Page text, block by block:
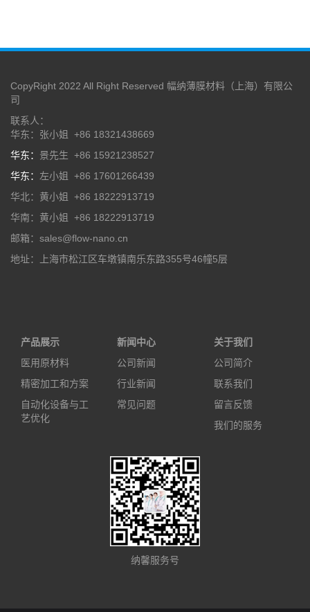
CopyRight 2022 All Right Reserved 幅纳薄膜材料（上海）有限公
司
联系人：
华东：张小姐 +86 18321438669
华东： 景先生 +86 15921238527
华东： 左小姐 +86 17601266439
华北：黄小姐 +86 18222913719
华南：黄小姐 +86 18222913719
邮箱：sales@flow-nano.cn
地址：上海市松江区车墩镇南乐东路355号46幢5层
产品展示
医用原材料
精密加工和方案
自动化设备与工
艺优化
新闻中心
公司新闻
行业新闻
常见问题
关于我们
公司简介
联系我们
留言反馈
我们的服务
纳馨服务号